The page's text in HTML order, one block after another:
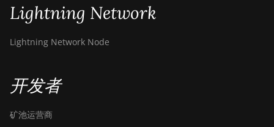
Lightning Network
Lightning Network Node
开发者
矿池运营商